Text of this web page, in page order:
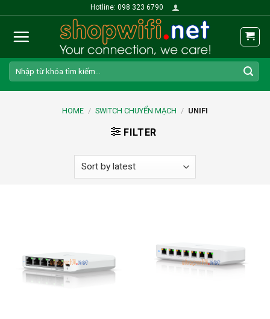
content
Hotline: 098 323 6790
Search
for:
HOME / SWITCH CHUYỂN MẠCH / UNIFI
FILTER